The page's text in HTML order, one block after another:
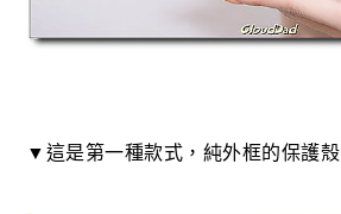
▼這是第一種款式，純外框的保護殼